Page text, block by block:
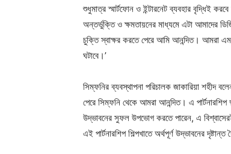
শুধুমাত্র স্মার্টফোন ও ইন্টারনেট ব্যবহার বৃদ্ধিই
অন্তর্ভুক্তি ও ক্ষমতায়নের মাধ্যমে এটা আমাদের
চুক্তি স্বাক্ষর করতে পেরে আমি আনন্দিত। আমরা
ঘটাবে।’
সিম্ফনির ব্যবস্থাপনা পরিচালক জাকারিয়া শহীদ
পেরে সিম্ফনি থেকে আমরা আনন্দিত। এ
উদ্ভাবনের সুফল উপভোগ করতে পারেন, এ
এই পার্টনারশিপ শিল্পখাতে অর্থপূর্ণ উদ্ভাবনের